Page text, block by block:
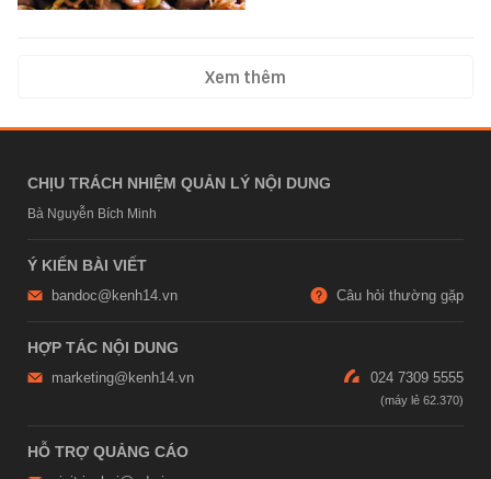
Xem thêm
CHỊU TRÁCH NHIỆM QUẢN LÝ NỘI DUNG
Bà Nguyễn Bích Minh
Ý KIẾN BÀI VIẾT
bandoc@kenh14.vn Câu hỏi thường gặp
HỢP TÁC NỘI DUNG
marketing@kenh14.vn 024 7309 5555
HỖ TRỢ QUẢNG CÁO